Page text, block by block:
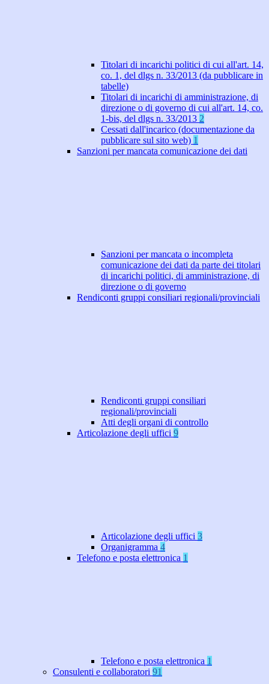
Titolari di incarichi politici di cui all'art. 14,
co. 1, del dlgs n. 33/2013 (da pubblicare in
tabelle)
Titolari di incarichi di amministrazione, di
direzione o di governo di cui all'art. 14, co.
1-bis, del dlgs n. 33/2013 2
Cessati dall'incarico (documentazione da
pubblicare sul sito web) 1
Sanzioni per mancata comunicazione dei dati
Sanzioni per mancata o incompleta
comunicazione dei dati da parte dei titolari
di incarichi politici, di amministrazione, di
direzione o di governo
Rendiconti gruppi consiliari regionali/provinciali
Rendiconti gruppi consiliari
regionali/provinciali
Atti degli organi di controllo
Articolazione degli uffici 9
Articolazione degli uffici 3
Organigramma 4
Telefono e posta elettronica 1
Telefono e posta elettronica 1
Consulenti e collaboratori 91